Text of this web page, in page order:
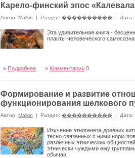
Карело-финский эпос
Автор: Malkin | Раздел: ���������� | Дата:
Эта удивительная книга -
пласты человеческого
» Подробнее » Комментарии 0
Формирование и развитие
функционирования шелкового
Автор: Malkin | Раздел: ���������� | Дата:
Изучение этногенеза древних
тесно связанных с ними норм
различных этни­ческих
этнически чуждыми ему
обычаи.